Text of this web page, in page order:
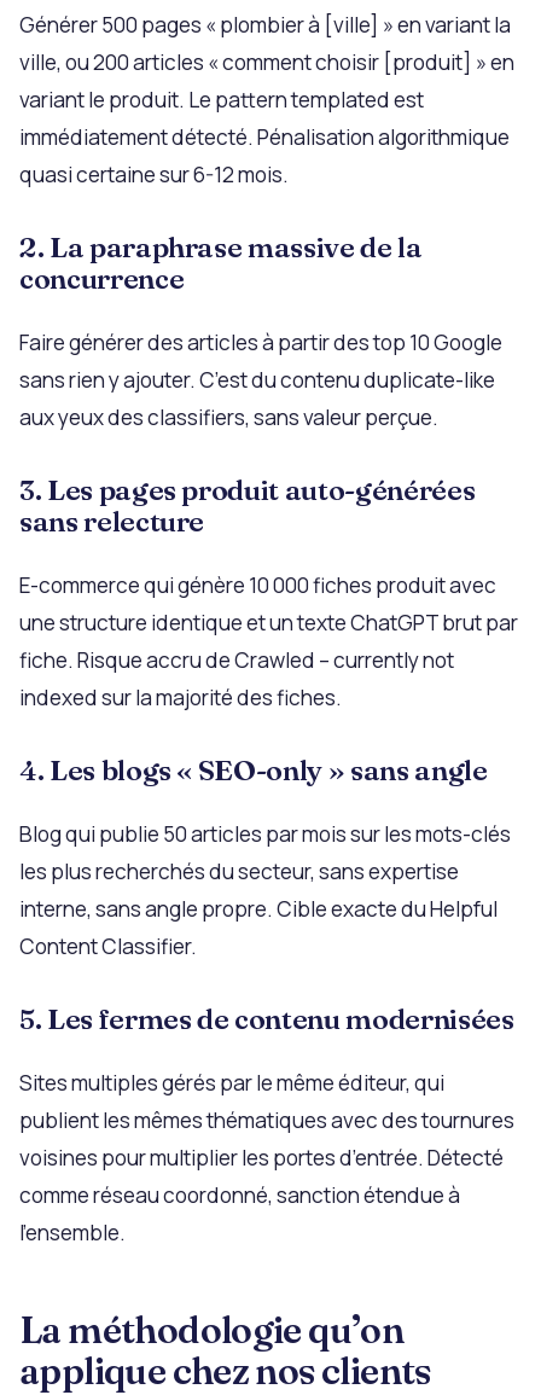
Générer 500 pages « plombier à [ville] » en variant la
ville, ou 200 articles « comment choisir [produit] » en
variant le produit. Le pattern templated est
immédiatement détecté. Pénalisation algorithmique
quasi certaine sur 6-12 mois.
2. La paraphrase massive de la
concurrence
Faire générer des articles à partir des top 10 Google
sans rien y ajouter. C’est du contenu duplicate-like
aux yeux des classifiers, sans valeur perçue.
3. Les pages produit auto-générées
sans relecture
E-commerce qui génère 10 000 fiches produit avec
une structure identique et un texte ChatGPT brut par
fiche. Risque accru de Crawled – currently not
indexed sur la majorité des fiches.
4. Les blogs « SEO-only » sans angle
Blog qui publie 50 articles par mois sur les mots-clés
les plus recherchés du secteur, sans expertise
interne, sans angle propre. Cible exacte du Helpful
Content Classifier.
5. Les fermes de contenu modernisées
Sites multiples gérés par le même éditeur, qui
publient les mêmes thématiques avec des tournures
voisines pour multiplier les portes d’entrée. Détecté
comme réseau coordonné, sanction étendue à
l’ensemble.
La méthodologie qu’on
applique chez nos clients